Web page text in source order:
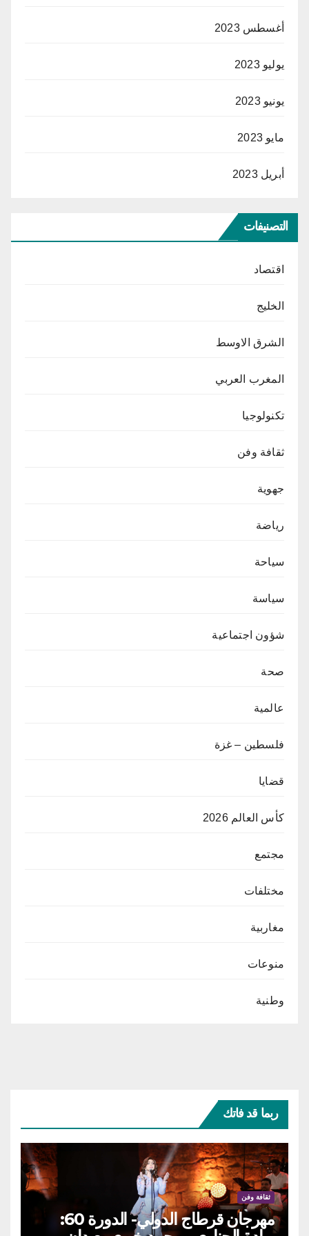
أغسطس 2023
يوليو 2023
يونيو 2023
مايو 2023
أبريل 2023
التصنيفات
اقتصاد
الخليج
الشرق الاوسط
المغرب العربي
تكنولوجيا
ثقافة وفن
جهوية
رياضة
سياحة
سياسة
شؤون اجتماعية
صحة
عالمية
فلسطين – غزة
قضايا
كأس العالم 2026
مجتمع
مختلفات
مغاربية
منوعات
وطنية
ربما قد فاتك
ثقافة وفن
مهرجان قرطاج الدولي- الدورة 60: